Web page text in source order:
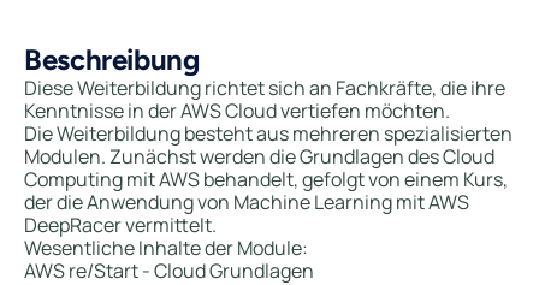
Beschreibung
Diese Weiterbildung richtet sich an Fachkräfte, die ihre
Kenntnisse in der AWS Cloud vertiefen möchten.
Die Weiterbildung besteht aus mehreren spezialisierten
Modulen. Zunächst werden die Grundlagen des Cloud
Computing mit AWS behandelt, gefolgt von einem Kurs,
der die Anwendung von Machine Learning mit AWS
DeepRacer vermittelt.
Wesentliche Inhalte der Module:
AWS re/Start - Cloud Grundlagen